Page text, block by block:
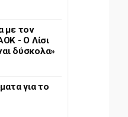
με τον
- Ο Λίσι
δύσκολα»
για το